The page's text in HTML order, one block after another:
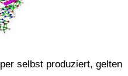
selbst produziert, gelten